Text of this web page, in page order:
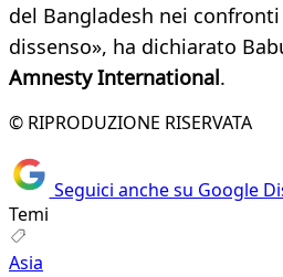
del Bangladesh nei
dissenso», ha dichiarato
Amnesty International.
© RIPRODUZIONE RISERVATA
Seguici anche su Google
Temi
Asia